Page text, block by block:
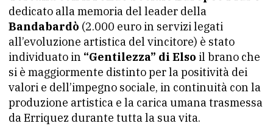
dedicato alla memoria del leader della
Bandabardò (2.000 euro in servizi legati
all’evoluzione artistica del vincitore) è stato
individuato in “Gentilezza” di Elso il brano che
si è maggiormente distinto per la positività dei
valori e dell’impegno sociale, in continuità con la
produzione artistica e la carica umana trasmessa
da Erriquez durante tutta la sua vita.